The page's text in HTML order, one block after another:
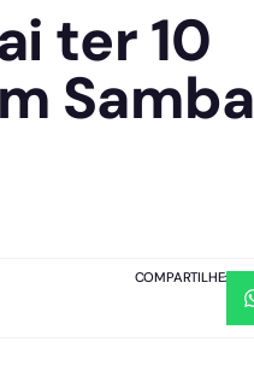
ter 10
Samba
COMPARTILHE: